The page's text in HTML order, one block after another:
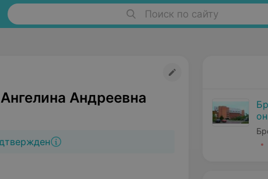
Поиск по сайту
Андреевна